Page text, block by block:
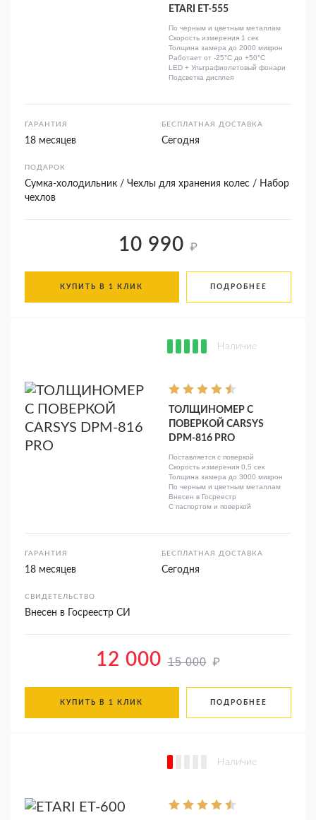
ETARI ET-555
По черным и цветным металлам
Скорость измерения 1 сек
Толщина замера до 2000 микрон
Работает от -25°C до +50°C
LED + Ультрафиолетовый фонари
Подсветка дисплея
ГАРАНТИЯ
18 месяцев
БЕСПЛАТНАЯ ДОСТАВКА
Сегодня
ПОДАРОК
Сумка-холодильник / Чехлы для хранения колес / Набор
чехлов
10 990 ₽
КУПИТЬ В 1 КЛИК ПОДРОБНЕЕ
Наличие
ТОЛЩИНОМЕР С
ПОВЕРКОЙ CARSYS
DPM-816 PRO
Поставляется с поверкой
Скорость измерения 0,5 сек
Толщина замера до 3000 микрон
По черным и цветным металлам
Внесен в Госреестр
С паспортом и поверкой
ГАРАНТИЯ
18 месяцев
БЕСПЛАТНАЯ ДОСТАВКА
Сегодня
СВИДЕТЕЛЬСТВО
Внесен в Госреестр СИ
12 000 15 000 ₽
КУПИТЬ В 1 КЛИК ПОДРОБНЕЕ
Наличие